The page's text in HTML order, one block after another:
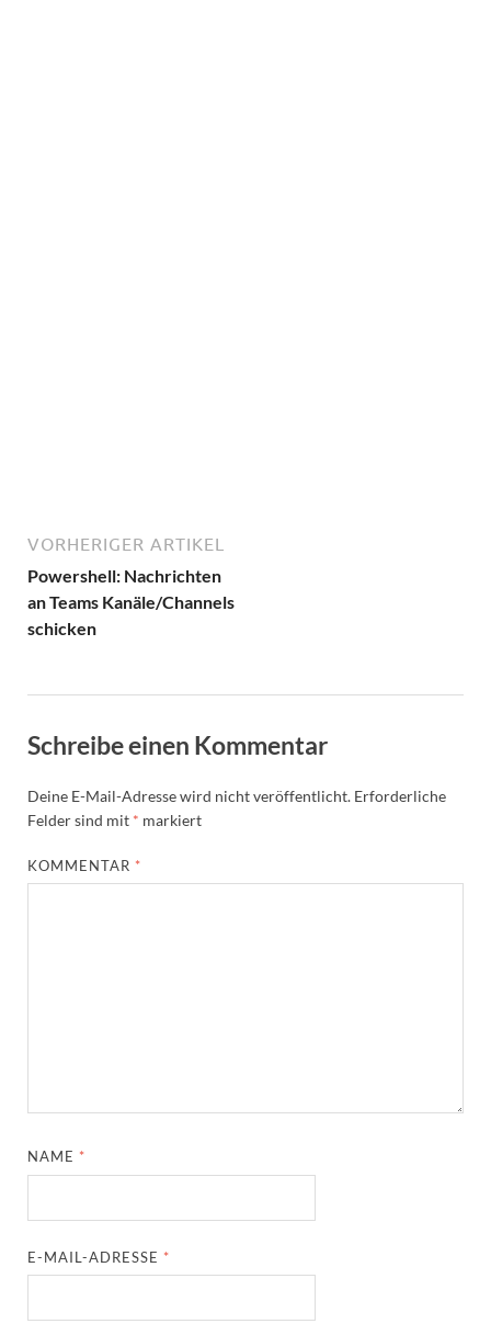
VORHERIGER ARTIKEL
Powershell: Nachrichten
an Teams Kanäle/Channels
schicken
Schreibe einen Kommentar
Deine E-Mail-Adresse wird nicht veröffentlicht. Erforderliche
Felder sind mit * markiert
KOMMENTAR *
NAME *
E-MAIL-ADRESSE *